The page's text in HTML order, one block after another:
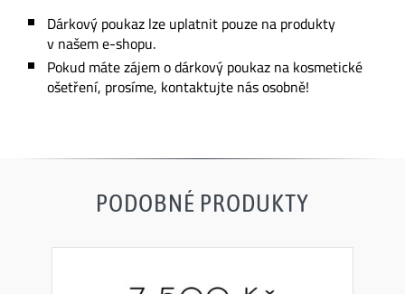
Dárkový poukaz lze uplatnit pouze na produkty
v našem e-shopu.
Pokud máte zájem o dárkový poukaz na kosmetické
ošetření, prosíme, kontaktujte nás osobně!
PODOBNÉ PRODUKTY